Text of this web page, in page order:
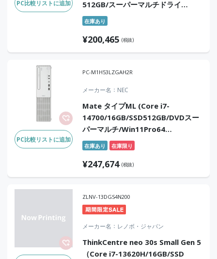
PC比較リストに追加
512GB/スーパーマルチドライ
ブ/Win11Pro/Office無)
在庫あり
¥200,465 (税抜)
PC比較リストに追加
PC-M1H53LZGAH2R
メーカー名 NEC
Mate タイプML (Core i7-
14700/16GB/SSD512GB/DVDスー
パーマルチ/Win11Pro64
25H2/Office無)
在庫あり 在庫限り
¥247,674 (税抜)
ZLNV-13DGS4N200
メーカー名 レノボ・ジャパン
ThinkCentre neo 30s Small Gen 5
（Core i7-13620H/16GB/SSD